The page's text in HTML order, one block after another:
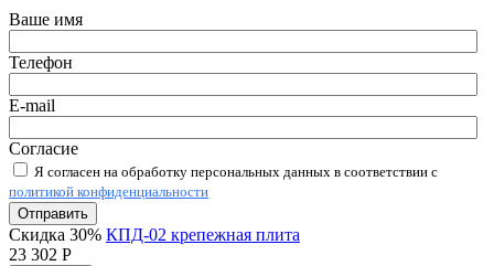
Ваше имя
Телефон
E-mail
Согласие
Я согласен на обработку персональных данных в соответствии с
политикой конфиденциальности
Отправить
Скидка 30% КПД-02 крепежная плита
23 302 Р